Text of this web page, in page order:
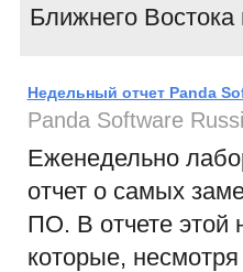
Ближнего
Недельный отчет Panda
Panda Software
Еженедельно
отчет о самых
ПО. В отчете этой
которые,